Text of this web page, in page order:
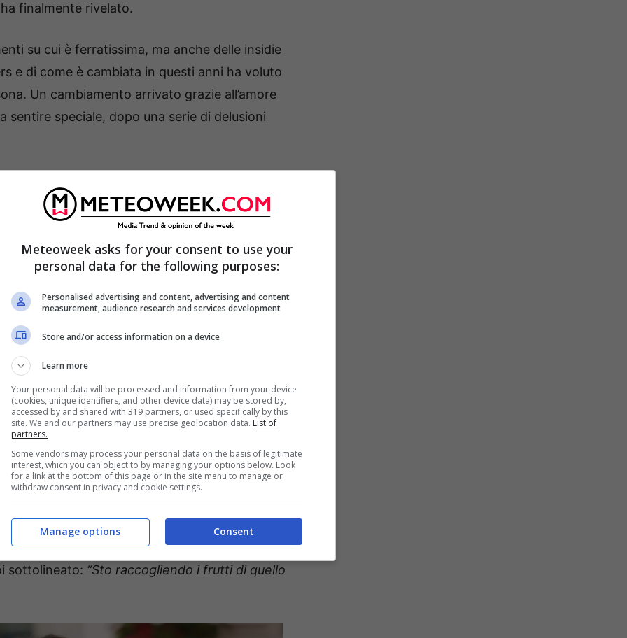
ha finalmente rivelato.
su cui è ferratissima, ma anche delle insidie
e di come è cambiata in questi anni ha voluto
Un cambiamento arrivato grazie all’amore
sentire speciale, dopo una serie di delusioni
tutti aspettavano.
e il prossimo step da raggiungere:
lavoro”.Insomma, dopo aver preso un cane
per allargare ulteriormente la famiglia e
d’arancio per loro e chissà forse ancheun
Oggi Giulia è una donna felice e realizzata che
“Ho acquistato casa, ho una relazione sana da
sottolineato: “Sto raccogliendo i frutti di quello
Meteoweek asks for your consent to use your
personal data for the following purposes:
Personalised advertising and content, advertising and content
measurement, audience research and services development
Store and/or access information on a device
Learn more
Your personal data will be processed and information from your device
(cookies, unique identifiers, and other device data) may be stored by,
accessed by and shared with 319 partners, or used specifically by this
site. We and our partners may use precise geolocation data. List of
partners.
Some vendors may process your personal data on the basis of legitimate
interest, which you can object to by managing your options below. Look
for a link at the bottom of this page or in the site menu to manage or
withdraw consent in privacy and cookie settings.
Consent
Manage options